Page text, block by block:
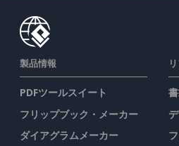
製品情報
PDFツールスイート
フリップブック・メーカー
ダイアグラムメーカー